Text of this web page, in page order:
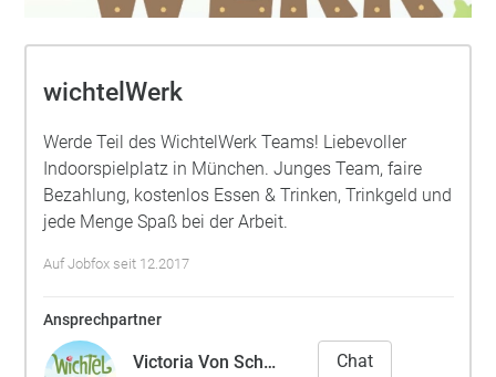
wichtelWerk
Werde Teil des WichtelWerk Teams! Liebevoller
Indoorspielplatz in München. Junges Team, faire
Bezahlung, kostenlos Essen & Trinken, Trinkgeld und
jede Menge Spaß bei der Arbeit.
Auf Jobfox seit 12.2017
Ansprechpartner
Victoria Von Schmidt-Pauli Chat